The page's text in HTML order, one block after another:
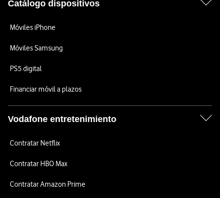
Catálogo dispositivos
Móviles iPhone
Móviles Samsung
PS5 digital
Financiar móvil a plazos
Vodafone entretenimiento
Contratar Netflix
Contratar HBO Max
Contratar Amazon Prime